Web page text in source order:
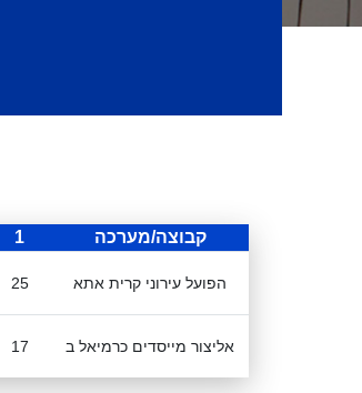
קבוצה/מערכה 1
הפועל עירוני קרית אתא 25
אליצור מייסדים כרמיאל ב 17